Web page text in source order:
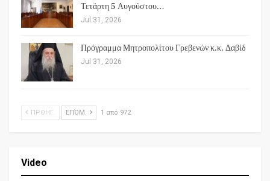
Τετάρτη 5 Αυγούστου…
Jul 31, 2026
Πρόγραμμα Μητροπολίτου Γρεβενών κ.κ. Δαβίδ
Jul 31, 2026
ΠΡΟΗΓ. ΕΠΌΜ. 1 από 972
Video